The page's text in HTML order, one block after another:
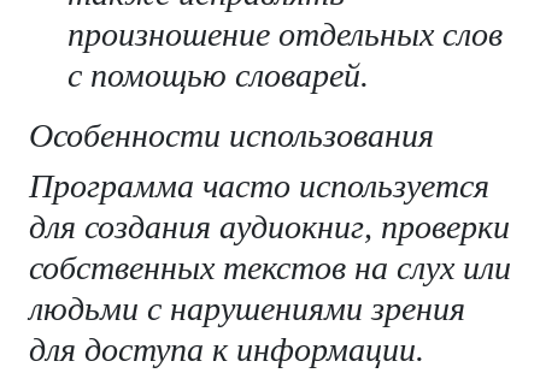
произношение отдельных слов
с помощью словарей.
Особенности использования
Программа часто используется
для создания аудиокниг, проверки
собственных текстов на слух или
людьми с нарушениями зрения
для доступа к информации.